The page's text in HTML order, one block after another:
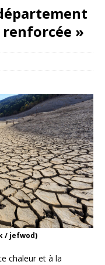
»
/ jefwod)
chaleur et à la